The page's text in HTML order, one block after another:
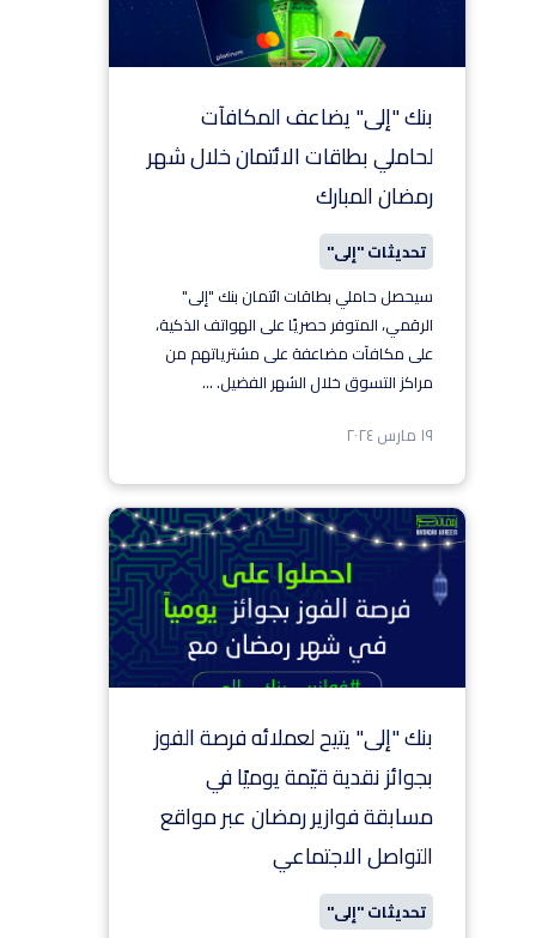
بنك "إلى" يضاعف المكافآت
لحاملي بطاقات الائتمان خلال شهر
رمضان المبارك
تحديثات "إلى"
سيحصل حاملي بطاقات ائتمان بنك "إلى"
الرقمي، المتوفر حصريًا على الهواتف الذكية،
على مكافآت مضاعفة على مشترياتهم من
مراكز التسوق خلال الشهر الفضيل....
١٩ مارس ٢٠٢٤
بنك "إلى" يتيح لعملائه فرصة الفوز
بجوائز نقدية قيّمة يوميًا في
مسابقة فوازير رمضان عبر مواقع
التواصل الاجتماعي
تحديثات "إلى"